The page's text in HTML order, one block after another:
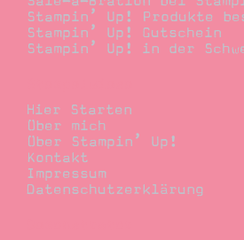
Stampin’ Up! Produkte
Stampin’ Up! Gutschein
Stampin’ Up! in der
Hier Starten
Über mich
Über Stampin’ Up!
Kontakt
Impressum
Datenschutzerklärung